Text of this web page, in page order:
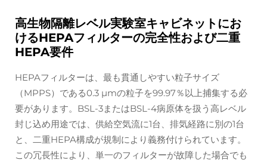
高生物隔離レベル実験室キャビネットにお
けるHEPAフィルターの完全性および二重
HEPA要件
HEPAフィルターは、最も貫通しやすい粒子サイズ
（MPPS）である0.3 µmの粒子を99.97％以上捕集する必
要があります。BSL-3またはBSL-4病原体を扱う高レベル
封じ込め用途では、供給空気流に1台、排気経路に別の1台
と、二重HEPA構成が規制により義務付けられています。
この冗長性により、単一のフィルターが故障した場合でも